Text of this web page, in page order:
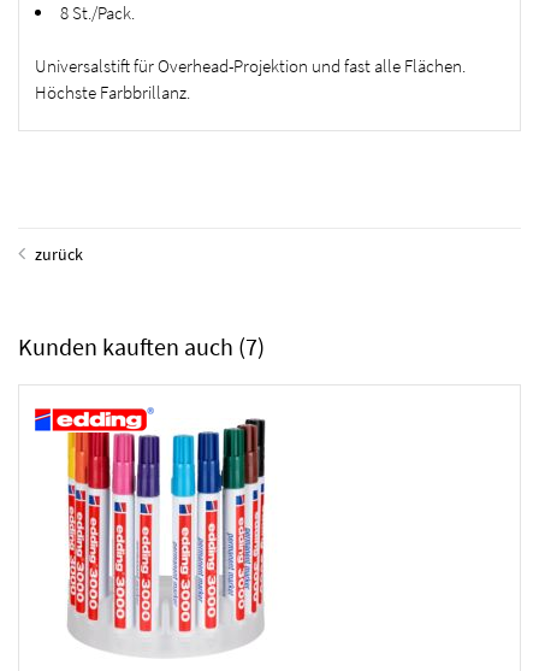
8 St./Pack.
Universalstift für Overhead-Projektion und fast alle Flächen.
Höchste Farbbrillanz.
zurück
Kunden kauften auch (7)